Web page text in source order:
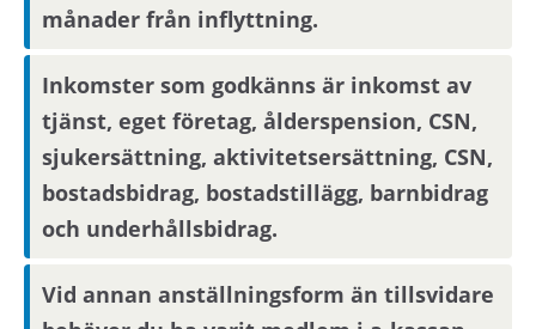
Boendereferenser
Om du blir aktuell för bostaden behöver du
kontakta din nuvarande hyresvärd och
godkänna att denne lämnar ut
boendereferenser om dig till den nya
hyresvärden.
Om området
månader från inflyttning.
Inkomster som godkänns är inkomst av
tjänst, eget företag, ålderspension, CSN,
sjukersättning, aktivitetsersättning, CSN,
bostadsbidrag, bostadstillägg, barnbidrag
och underhållsbidrag.
Vid annan anställningsform än tillsvidare